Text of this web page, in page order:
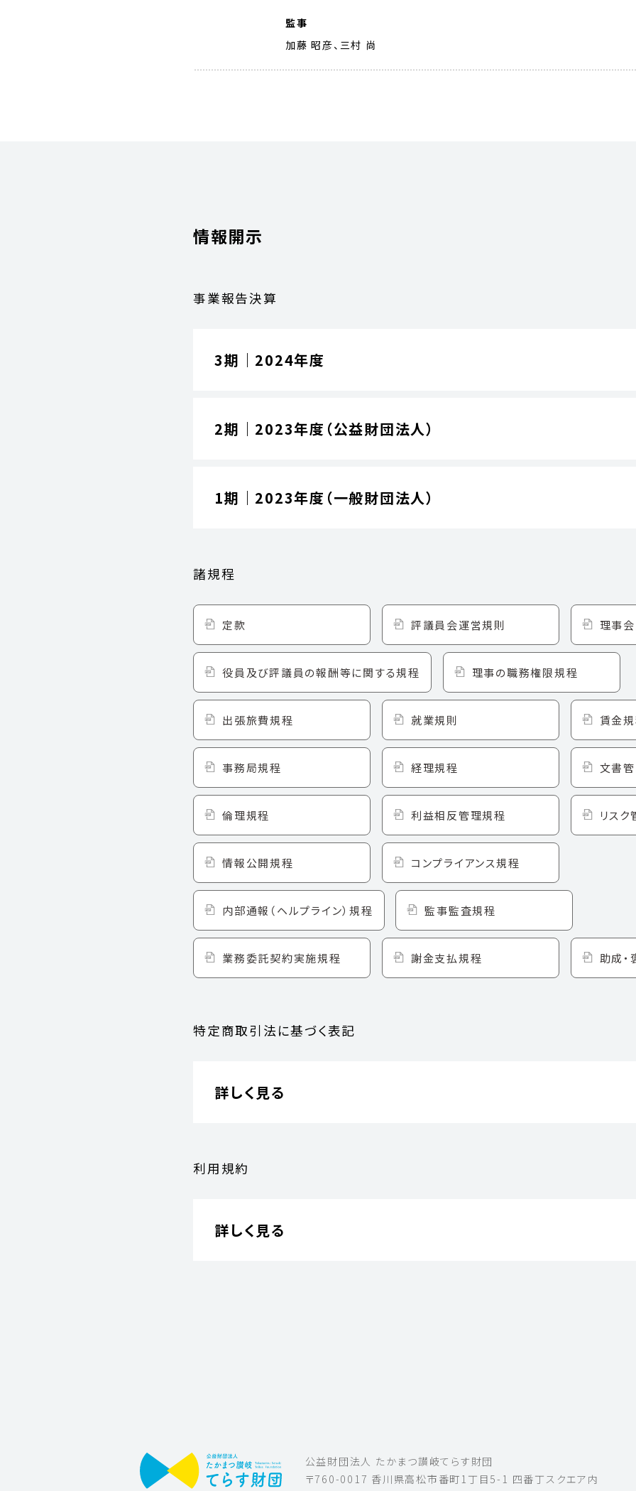
監事
加藤 昭彦、三村 尚
情報開示
事業報告決算
3期｜2024年度
2期｜2023年度（公益財団法人）
1期｜2023年度（一般財団法人）
諸規程
定款 評議員会運営規則 理事
役員及び評議員の報酬等に関する規程 理事の職務権限規程
出張旅費規程 就業規則 賃金
事務局規程 経理規程 文書
倫理規程 利益相反管理規程 リス
情報公開規程 コンプライアンス規程
内部通報（ヘルプライン）規程 監事監査規程
業務委託契約実施規程 謝金支払規程 助成
特定商取引法に基づく表記
詳しく見る
利用規約
詳しく見る
公益財団法人 たかまつ讃岐てらす財団
〒760-0017 香川県高松市番町1丁目5-1 四番丁スクエア内